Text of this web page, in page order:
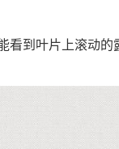
到叶片上滚动